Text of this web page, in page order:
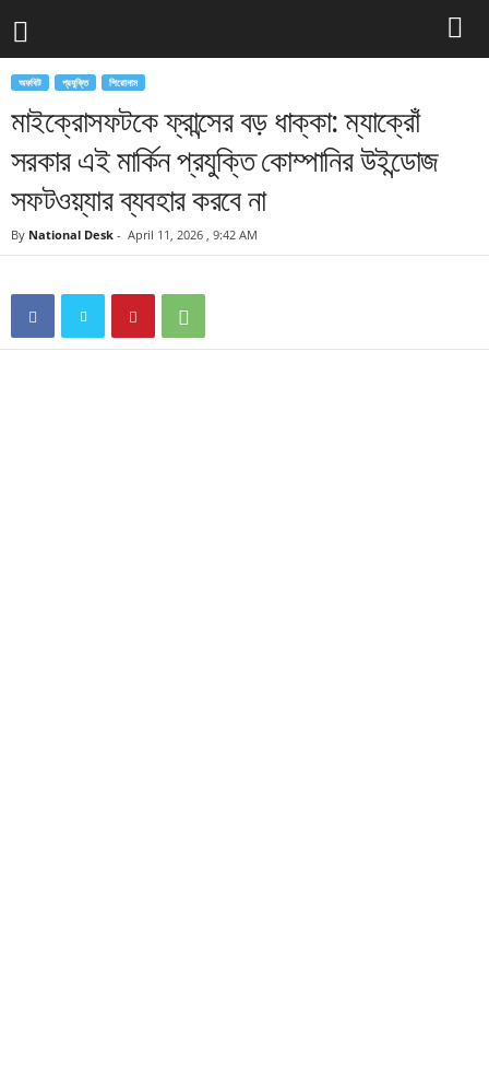
অফবিট প্রযুক্তি শিরোনাম
মাইক্রোসফটকে ফ্রান্সের বড় ধাক্কা: ম্যাক্রোঁ
সরকার এই মার্কিন প্রযুক্তি কোম্পানির উইন্ডোজ
সফটওয়্যার ব্যবহার করবে না
By National Desk - April 11, 2026 , 9:42 AM